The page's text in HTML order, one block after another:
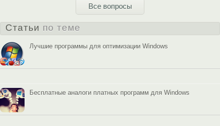
Все вопросы
Статьи по теме
Лучшие программы для оптимизации Windows
Бесплатные аналоги платных программ для Windows